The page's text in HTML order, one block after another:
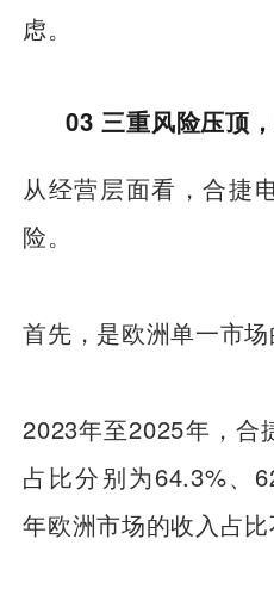
虑。
03 三重风险压顶
从经营层面看，合捷
险。
首先，是欧洲单一市场
2023年至2025年，合
占比分别为64.3%、
年欧洲市场的收入占比